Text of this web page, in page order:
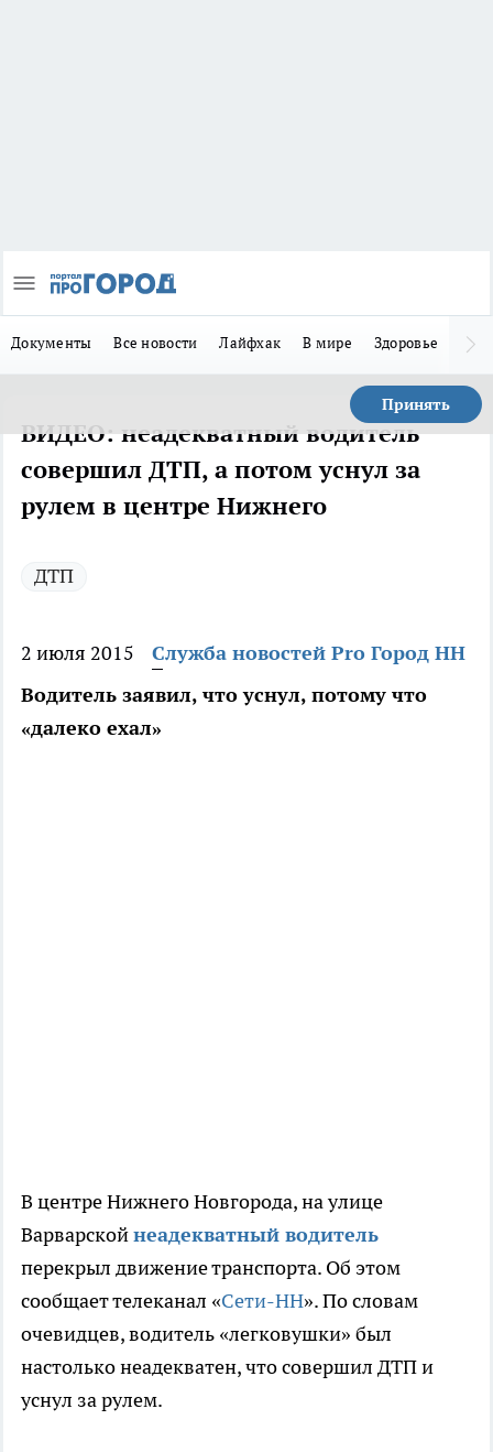
Документы Все новости Лайфхак В мире Здоровье
Принять
ВИДЕО: неадекватный водитель
совершил ДТП, а потом уснул за
рулем в центре Нижнего
ДТП
2 июля 2015
Служба новостей Pro Город НН
Водитель заявил, что уснул, потому что
«далеко ехал»
В центре Нижнего Новгорода, на улице
Варварскойнеадекватный водитель
перекрыл движение транспорта. Об этом
сообщает телеканал «Сети-НН». По словам
очевидцев, водитель «легковушки» был
настолько неадекватен, что совершил ДТП и
уснул за рулем.